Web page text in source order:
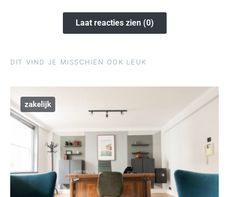
Laat reacties zien (0)
DIT VIND JE MISSCHIEN OOK LEUK
zakelijk